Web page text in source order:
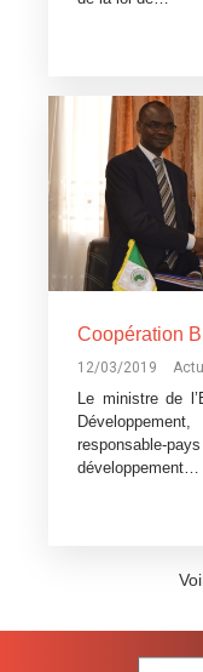
12/03/2019
Le ministre de
responsable-
développement…